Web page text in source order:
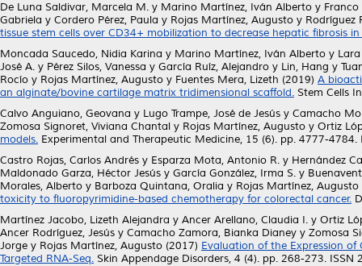
De Luna Saldivar, Marcela M. y Marino Martínez, Iván Alberto y
Gabriela y Cordero Pérez, Paula y Rojas Martínez, Augusto y Rodríguez
tissue stem cells over CD34+ mobilization to decrease hepatic fibrosis
Moncada Saucedo, Nidia Karina y Marino Martínez, Iván Alberto y
José A. y Pérez Silos, Vanessa y García Ruíz, Alejandro y Lin, Hang y
Rocío y Rojas Martínez, Augusto y Fuentes Mera, Lizeth (2019) A
an alginate/bovine cartilage matrix tridimensional scaffold. Stem Cells
Calvo Anguiano, Geovana y Lugo Trampe, José de Jesús y Camacho
Zomosa Signoret, Viviana Chantal y Rojas Martínez, Augusto y Ortiz
models. Experimental and Therapeutic Medicine, 15 (6). pp. 4777-4784.
Castro Rojas, Carlos Andrés y Esparza Mota, Antonio R. y Hernández
Maldonado Garza, Héctor Jesús y García González, Irma S. y
Morales, Alberto y Barboza Quintana, Oralia y Rojas Martínez, Augusto
toxicity to fluoropyrimidine-based chemotherapy for colorectal cancer.
Martínez Jacobo, Lizeth Alejandra y Ancer Arellano, Claudia I. y Ortiz
Ancer Rodríguez, Jesús y Camacho Zamora, Bianka Dianey y Zomosa
Jorge y Rojas Martínez, Augusto (2017) Evaluation of the Expression
Targeted RNA-Seq. Skin Appendage Disorders, 4 (4). pp. 268-273. ISSN